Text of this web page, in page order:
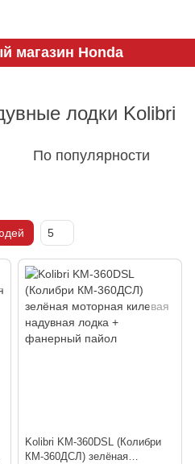
магазин Honda
лодки Kolibri
По популярности
5
Kolibri KM-360DSL (Колибри
КМ-360ДСЛ) зелёная